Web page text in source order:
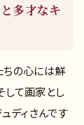
多才なキ
ちの心には鮮
して画家とし
ディさんです